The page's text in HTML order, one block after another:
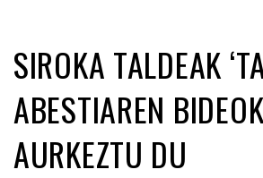
SIROKA TALDEAK
ABESTIAREN
AURKEZTU DU